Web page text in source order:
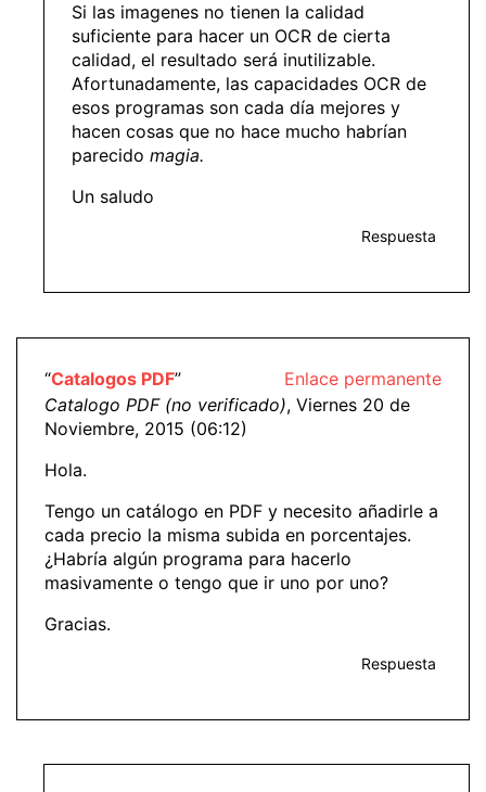
Si las imagenes no tienen la calidad
suficiente para hacer un OCR de cierta
calidad, el resultado será inutilizable.
Afortunadamente, las capacidades OCR de
esos programas son cada día mejores y
hacen cosas que no hace mucho habrían
parecido magia.
Un saludo
Respuesta
Enlace permanente
“Catalogos PDF”
Catalogo PDF (no verificado), Viernes 20 de
Noviembre, 2015 (06:12)
Hola.
Tengo un catálogo en PDF y necesito añadirle a
cada precio la misma subida en porcentajes.
¿Habría algún programa para hacerlo
masivamente o tengo que ir uno por uno?
Gracias.
Respuesta